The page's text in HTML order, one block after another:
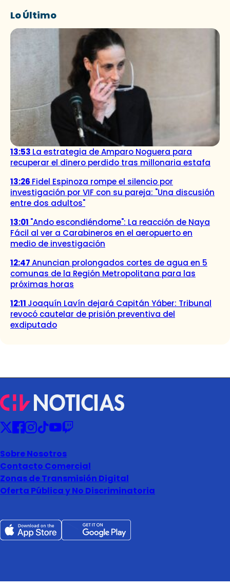
Lo Último
13:53 La estrategia de Amparo Noguera para
recuperar el dinero perdido tras millonaria estafa
13:26 Fidel Espinoza rompe el silencio por
investigación por VIF con su pareja: "Una discusión
entre dos adultos"
13:01 "Ando escondiéndome": La reacción de Naya
Fácil al ver a Carabineros en el aeropuerto en
medio de investigación
12:47Anuncian prolongados cortes de agua en 5
comunas de la Región Metropolitana para las
próximas horas
12:11 Joaquín Lavín dejará Capitán Yáber: Tribunal
revocó cautelar de prisión preventiva del
exdiputado
Sobre Nosotros
Contacto Comercial
Zonas de Transmisión Digital
Oferta Pública y No Discriminatoria